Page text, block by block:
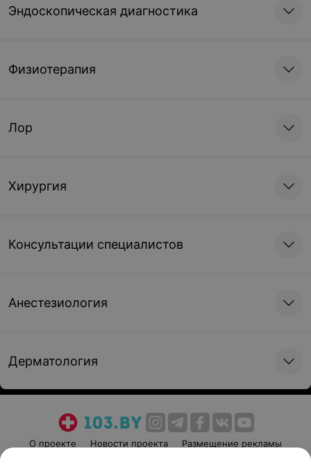
Эндоскопическая диагностика
Физиотерапия
Лор
Хирургия
Консультации специалистов
Анестезиология
Дерматология
О проекте Новости проекта
Размещение рекламы